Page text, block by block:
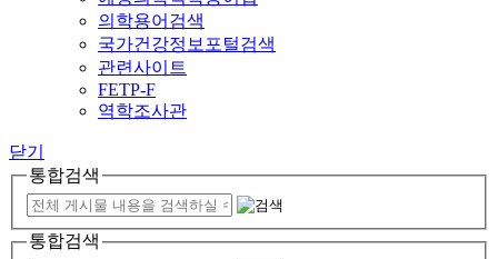
의학용어검색
국가건강정보포털검색
관련사이트
FETP-F
역학조사관
닫기
통합검색
통합검색